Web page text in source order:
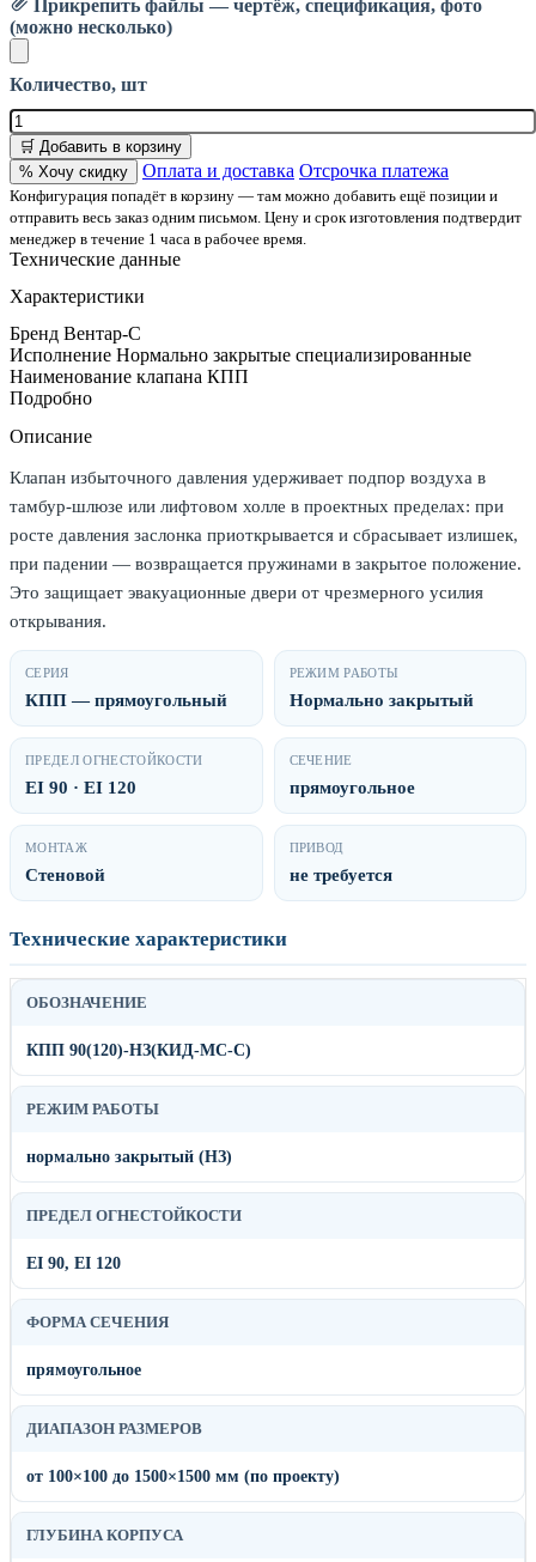
Прикрепить файлы — чертёж, спецификация, фото
(можно несколько)
Количество, шт
🛒 Добавить в корзину
% Хочу скидку
Оплата и доставка Отсрочка платежа
Конфигурация попадёт в корзину — там можно добавить ещё позиции и
отправить весь заказ одним письмом. Цену и срок изготовления подтвердит
менеджер в течение 1 часа в рабочее время.
Технические данные
Характеристики
Бренд Вентар-С
Исполнение Нормально закрытые специализированные
Наименование клапана КПП
Подробно
Описание
Клапан избыточного давления удерживает подпор воздуха в
тамбур-шлюзе или лифтовом холле в проектных пределах: при
росте давления заслонка приоткрывается и сбрасывает излишек,
при падении — возвращается пружинами в закрытое положение.
Это защищает эвакуационные двери от чрезмерного усилия
открывания.
СЕРИЯ
КПП — прямоугольный
РЕЖИМ РАБОТЫ
Нормально закрытый
ПРЕДЕЛ ОГНЕСТОЙКОСТИ
EI 90 · EI 120
СЕЧЕНИЕ
прямоугольное
МОНТАЖ
Стеновой
ПРИВОД
не требуется
Технические характеристики
ОБОЗНАЧЕНИЕ
КПП 90(120)-НЗ(КИД-МС-С)
РЕЖИМ РАБОТЫ
нормально закрытый (НЗ)
ПРЕДЕЛ ОГНЕСТОЙКОСТИ
EI 90, EI 120
ФОРМА СЕЧЕНИЯ
прямоугольное
ДИАПАЗОН РАЗМЕРОВ
от 100×100 до 1500×1500 мм (по проекту)
ГЛУБИНА КОРПУСА